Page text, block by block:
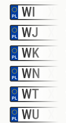
WI
WJ
WK
WN
WT
WU